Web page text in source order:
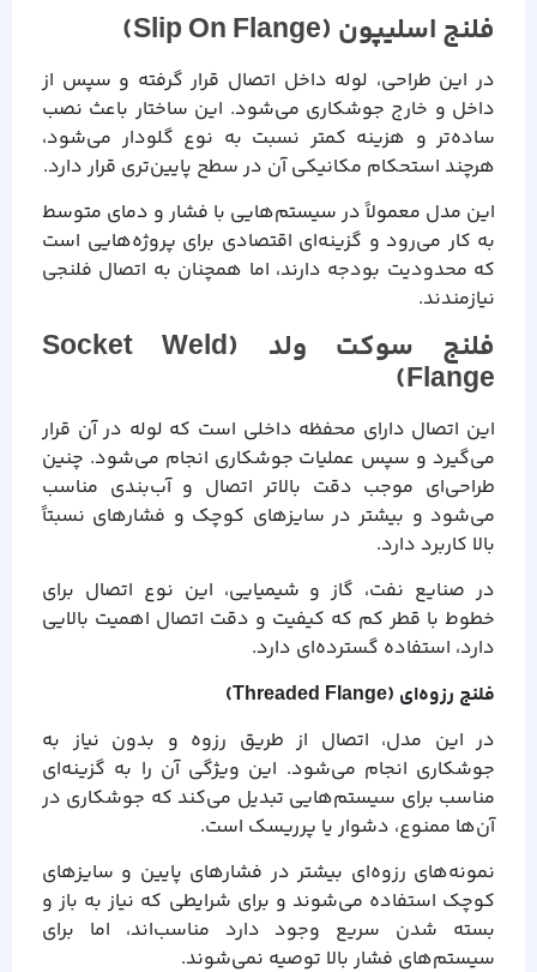
فلنج اسلیپون (Slip On Flange)
در این طراحی، لوله داخل اتصال قرار گرفته و سپس از
داخل و خارج جوشکاری می‌شود. این ساختار باعث نصب
ساده‌تر و هزینه کمتر نسبت به نوع گلودار می‌شود،
هرچند استحکام مکانیکی آن در سطح پایین‌تری قرار دارد.
این مدل معمولاً در سیستم‌هایی با فشار و دمای متوسط
به کار می‌رود و گزینه‌ای اقتصادی برای پروژه‌هایی است
که محدودیت بودجه دارند، اما همچنان به اتصال فلنجی
نیازمندند.
فلنج سوکت ولد (Socket Weld
Flange)
این اتصال دارای محفظه داخلی است که لوله در آن قرار
می‌گیرد و سپس عملیات جوشکاری انجام می‌شود. چنین
طراحی‌ای موجب دقت بالاتر اتصال و آب‌بندی مناسب
می‌شود و بیشتر در سایزهای کوچک و فشارهای نسبتاً
بالا کاربرد دارد.
در صنایع نفت، گاز و شیمیایی، این نوع اتصال برای
خطوط با قطر کم که کیفیت و دقت اتصال اهمیت بالایی
دارد، استفاده گسترده‌ای دارد.
فلنج رزوه‌ای (Threaded Flange)
در این مدل، اتصال از طریق رزوه و بدون نیاز به
جوشکاری انجام می‌شود. این ویژگی آن را به گزینه‌ای
مناسب برای سیستم‌هایی تبدیل می‌کند که جوشکاری در
آن‌ها ممنوع، دشوار یا پرریسک است.
نمونه‌های رزوه‌ای بیشتر در فشارهای پایین و سایزهای
کوچک استفاده می‌شوند و برای شرایطی که نیاز به باز و
بسته شدن سریع وجود دارد مناسب‌اند، اما برای
سیستم‌های فشار بالا توصیه نمی‌شوند.